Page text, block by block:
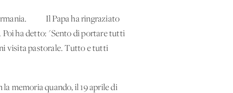
Il Papa ha ringraziato
Poi ha detto: "Sento di portare tutti
visita pastorale. Tutto e tutti
memoria quando, il 19 aprile di